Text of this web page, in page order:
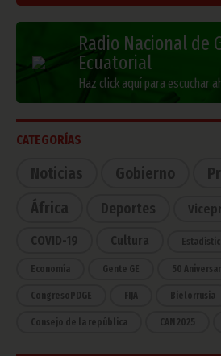
Radio Nacional de
Ecuatorial
Haz click aquí para escuchar
CATEGORÍAS
Noticias Gobierno
África
Deportes
COVID-19 Cultura
Economía Gente GE 50
CongresoPDGE FIJA Bielorrusia
Consejo de la república CAN 2025